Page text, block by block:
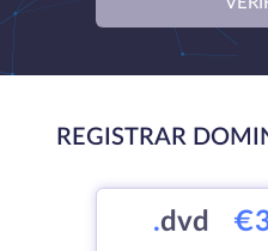
REGISTRAR
.dvd